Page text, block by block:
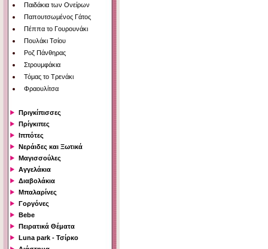
Παιδάκια των Ονείρων
Παπουτσωμένος Γάτος
Πέππα το Γουρουνάκι
Πουλάκι Τσίου
Ροζ Πάνθηρας
Στρουμφάκια
Τόμας το Τρενάκι
Φραουλίτσα
Πριγκίπισσες
Πρίγκιπες
Ιππότες
Νεράιδες και Ξωτικά
Μαγισσούλες
Αγγελάκια
Διαβολάκια
Μπαλαρίνες
Γοργόνες
Bebe
Πειρατικά Θέματα
Luna park - Τσίρκο